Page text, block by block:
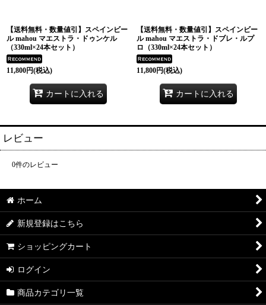
【送料無料・数量値引】スペインビー
ル mahou マエストラ・ドゥンケル
（330ml×24本セット）
11,800円(税込)
カートに入れる
【送料無料・数量値引】スペインビー
ル mahou マエストラ・ドブレ・ルプ
ロ（330ml×24本セット）
11,800円(税込)
カートに入れる
レビュー
0件のレビュー
ホーム
新規登録はこちら
ショッピングカート
ログイン
商品カテゴリ一覧